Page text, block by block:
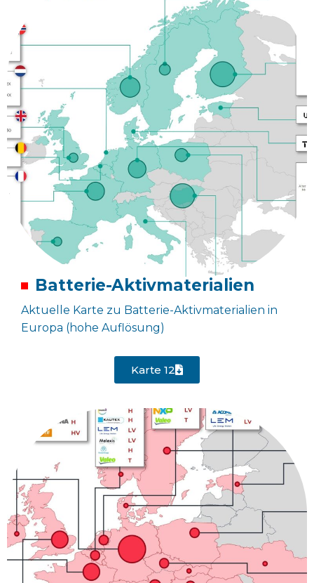
Batterie-Aktivmaterialien
Aktuelle Karte zu Batterie-Aktivmaterialien in
Europa (hohe Auflösung)
Karte 12